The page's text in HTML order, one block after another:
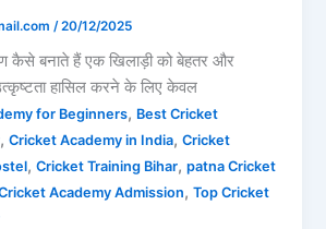
/20/12/2025
कैसे बनाते हैं एक खिलाड़ी को बेहतर और
हासिल करने के लिए केवल
for Beginners, Best Cricket
,Cricket Academy in India,Cricket
,Cricket Training Bihar,patna Cricket
Academy Admission,Top Cricket